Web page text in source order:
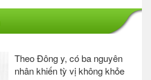
Theo Đông y, có ba nguyên
nhân khiến tỳ vị không khỏe